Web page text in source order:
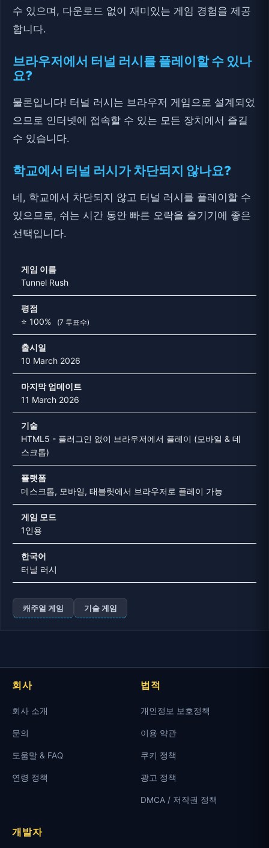
수 있으며, 다운로드 없이 재미있는 게임 경험을 제공
합니다.
브라우저에서 터널 러시를 플레이할 수 있나
요?
물론입니다! 터널 러시는 브라우저 게임으로 설계되었
으므로 인터넷에 접속할 수 있는 모든 장치에서 즐길
수 있습니다.
학교에서 터널 러시가 차단되지 않나요?
네, 학교에서 차단되지 않고 터널 러시를 플레이할 수
있으므로, 쉬는 시간 동안 빠른 오락을 즐기기에 좋은
선택입니다.
게임 이름
Tunnel Rush
평점
⭐ 100%
(7 투표수)
출시일
10 March 2026
마지막 업데이트
11 March 2026
기술
HTML5 - 플러그인 없이 브라우저에서 플레이 (모바일 & 데
스크톱)
플랫폼
데스크톱, 모바일, 태블릿에서 브라우저로 플레이 가능
게임 모드
1인용
한국어
터널 러시
캐주얼 게임 기술 게임
회사
회사 소개
문의
도움말 & FAQ
연령 정책
법적
개인정보 보호정책
이용 약관
쿠키 정책
광고 정책
DMCA / 저작권 정책
개발자